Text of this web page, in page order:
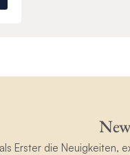
Erster die Neuigkeiten,